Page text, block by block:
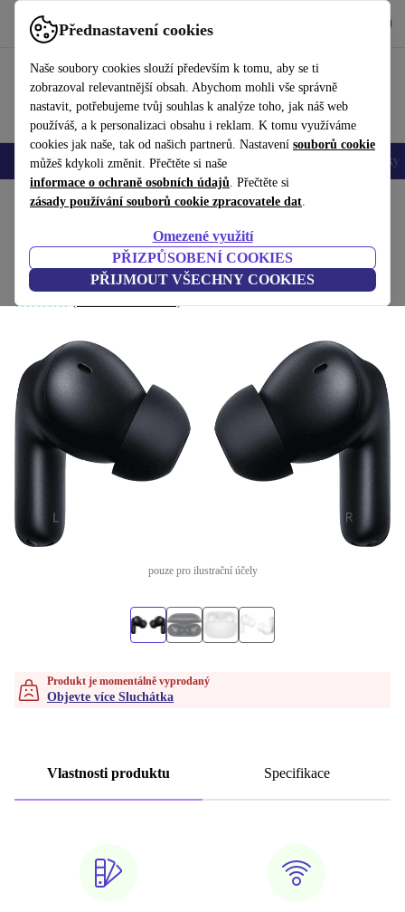
Přednastavení cookies
Naše soubory cookies slouží především k tomu, aby se ti
zobrazoval relevantnější obsah. Abychom mohli vše správně
nastavit, potřebujeme tvůj souhlas k analýze toho, jak náš web
používáš, a k personalizaci obsahu i reklam. K tomu využíváme
cookies jak naše, tak od našich partnerů. Nastavení souborů cookie
můžeš kdykoli změnit. Přečtěte si naše
informace o ochraně osobních údajů. Přečtěte si
zásady používání souborů cookie zpracovatele dat.
Omezené využití
PŘIZPŮSOBENÍ COOKIES
PŘIJMOUT VŠECHNY COOKIES
Používej refurbed rychle a snadno
Mobily a smartphony Notebooky Tablety Doplňky
Domů Produkty Audio Sluchátka
Xiaomi Redmi Buds 4 Pro
černá
pouze pro ilustrační účely
Produkt je momentálně vyprodaný
Objevte více Sluchátka
Vlastnosti produktu Specifikace